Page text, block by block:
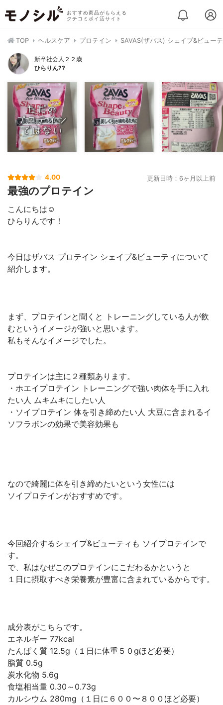
おすすめ商品がもらえる
クチコミポイ活サイト
TOP ヘルスケア プロテイン SAVAS(ザバス) シェイプ&ビュー
新卒社会人２２歳
ひらりん??
4.00 更新日時：6ヶ月以上前
最強のプロテイン
こんにちは☺️
ひらりんです！
今日はザバス プロテイン シェイプ&ビューティについて
紹介します。
まず、プロテインと聞くと トレーニングしている人が飲
むというイメージが強いと思います。
私もそんなイメージでした。
プロテインは主に２種類あります。
・ホエイプロテイン トレーニングで強い肉体を手に入れ
たい人 ムキムキにしたい人
・ソイプロテイン 体を引き締めたい人 大豆に含まれるイ
ソフラボンの効果で美容効果も
なので綺麗に体を引き締めたいという女性には
ソイプロテインがおすすめです。
今回紹介するシェイプ&ビューティも ソイプロテインで
す。
で、私はなぜこのプロテインにこだわるかというと
１日に摂取すべき栄養素が豊富に含まれているからです。
成分表がこちらです。
エネルギー 77kcal
たんぱく質 12.5g（１日に体重５０gほど必要）
脂質 0.5g
炭水化物 5.6g
食塩相当量 0.30～0.73g
カルシウム 280mg（１日に６００〜８００ほど必要）